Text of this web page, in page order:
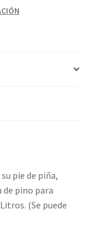
pie de piña,
de pino para
(Se puede